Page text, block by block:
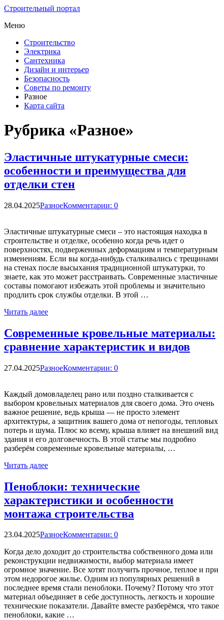
Строительный портал
Меню
Строительство
Электрика
Сантехника
Дизайн и интерьер
Безопасность
Советы по ремонту
Разное
Карта сайта
Рубрика «Разное»
Эластичные штукатурные смеси:
особенности и преимущества для
отделки стен
28.04.2025РазноеКомментарии: 0
Эластичные штукатурные смеси – это настоящая находка в
строительстве и отделке, особенно когда речь идет о
поверхностях, подверженных деформациям и температурным
изменениям. Если вы когда-нибудь сталкивались с трещинами
на стенах после высыхания традиционной штукатурки, то
знаете, как это может расстраивать. Современные эластичные
составы помогают избежать этой проблемы и значительно
продлить срок службы отделки. В этой …
Читать далее
Современные кровельные материалы:
сравнение характеристик и видов
27.04.2025РазноеКомментарии: 0
Каждый домовладелец рано или поздно сталкивается с
выбором кровельных материалов для своего дома. Это очень
важное решение, ведь крыша — не просто элемент
архитектуры, а защитник вашего дома от непогоды, тепловых
потерь и шума. Плюс ко всему, крыша влияет на внешний вид
здания и его долговечность. В этой статье мы подробно
разберём современные кровельные материалы, …
Читать далее
Пеноблоки: технические
характеристики и особенности
монтажа строительства
23.04.2025РазноеКомментарии: 0
Когда дело доходит до строительства собственного дома или
реконструкции недвижимости, выбор материала имеет
огромное значение. Все хотят получить прочное, теплое и при
этом недорогое жилье. Одним из популярных решений в
последнее время стали пеноблоки. Почему? Потому что этот
материал объединяет в себе доступность, легкость и хорошие
технические показатели. Давайте вместе разберёмся, что такое
пеноблоки, какие …